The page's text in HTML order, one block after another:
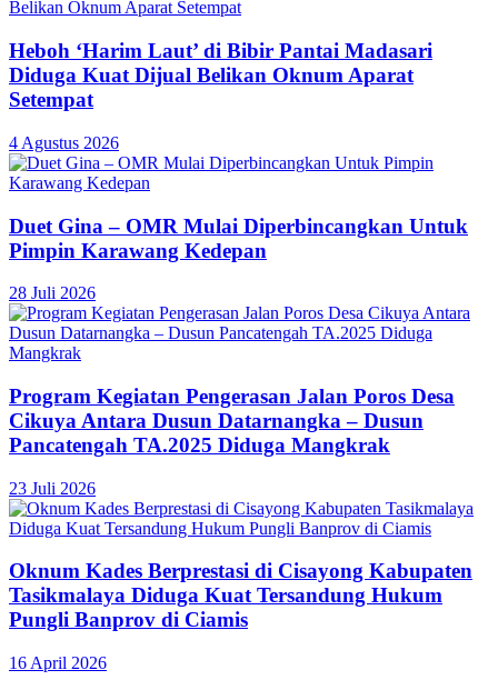
Heboh ‘Harim Laut’ di Bibir Pantai Madasari
Diduga Kuat Dijual Belikan Oknum Aparat
Setempat
4 Agustus 2026
Duet Gina – OMR Mulai Diperbincangkan Untuk
Pimpin Karawang Kedepan
28 Juli 2026
Program Kegiatan Pengerasan Jalan Poros Desa
Cikuya Antara Dusun Datarnangka – Dusun
Pancatengah TA.2025 Diduga Mangkrak
23 Juli 2026
Oknum Kades Berprestasi di Cisayong Kabupaten
Tasikmalaya Diduga Kuat Tersandung Hukum
Pungli Banprov di Ciamis
16 April 2026